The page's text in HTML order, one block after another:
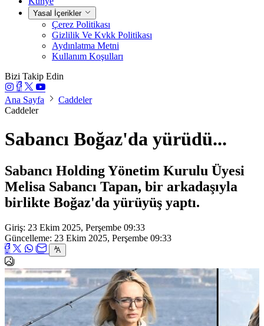
Yasal İçerikler
Çerez Politikası
Gizlilik Ve Kvkk Politikası
Aydınlatma Metni
Kullanım Koşulları
Bizi Takip Edin
Ana Sayfa
Caddeler
Caddeler
Sabancı Boğaz'da yürüdü...
Sabancı Holding Yönetim Kurulu Üyesi
Melisa Sabancı Tapan, bir arkadaşıyla
birlikte Boğaz'da yürüyüş yaptı.
Giriş: 23 Ekim 2025, Perşembe 09:33
Güncelleme: 23 Ekim 2025, Perşembe 09:33